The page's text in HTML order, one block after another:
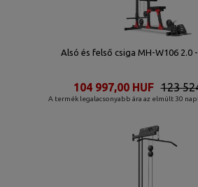
Alsó és felső csiga MH-W106 2.0
A termék legalacsonyabb ára az elmúlt 30
123
104 997,00 HUF